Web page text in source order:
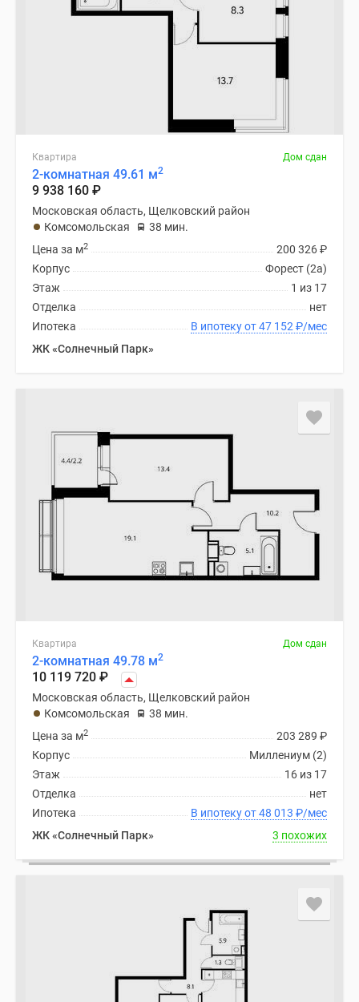
Квартира Дом сдан
2-комнатная 49.61 м2
9 938 160 ₽
Московская область, Щелковский район
Комсомольская
38 мин.
200 326₽
Цена за м2
Форест (2а)
Корпус
1 из 17
Этаж
нет
Отделка
В ипотеку от 47 152 ₽/мес
Ипотека
ЖК «Солнечный Парк»
Квартира Дом сдан
2-комнатная 49.78 м2
10 119 720 ₽
Московская область, Щелковский район
Комсомольская
38 мин.
203 289 ₽
Цена за м2
Миллениум (2)
Корпус
16 из 17
Этаж
нет
Отделка
В ипотеку от 48 013 ₽/мес
Ипотека
ЖК «Солнечный Парк»
3 похожих